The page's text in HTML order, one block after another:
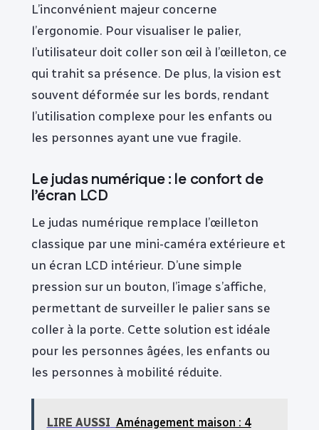
L’inconvénient majeur concerne
l’ergonomie. Pour visualiser le palier,
l’utilisateur doit coller son œil à l’œilleton, ce
qui trahit sa présence. De plus, la vision est
souvent déformée sur les bords, rendant
l’utilisation complexe pour les enfants ou
les personnes ayant une vue fragile.
Le judas numérique : le confort de
l’écran LCD
Le judas numérique remplace l’œilleton
classique par une mini-caméra extérieure et
un écran LCD intérieur. D’une simple
pression sur un bouton, l’image s’affiche,
permettant de surveiller le palier sans se
coller à la porte. Cette solution est idéale
pour les personnes âgées, les enfants ou
les personnes à mobilité réduite.
LIRE AUSSI Aménagement maison : 4